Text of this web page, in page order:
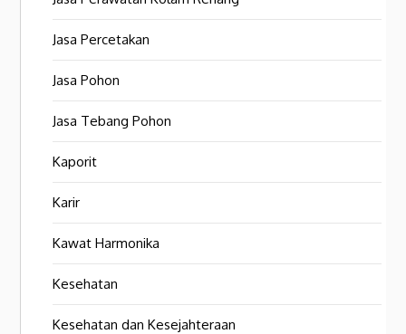
Jasa Percetakan
Jasa Pohon
Jasa Tebang Pohon
Kaporit
Karir
Kawat Harmonika
Kesehatan
Kesehatan dan Kesejahteraan